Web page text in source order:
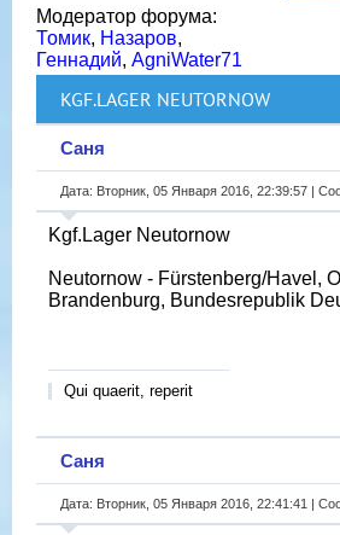
Модератор форума:
Томик, Назаров,
Геннадий, AgniWater71
KGF.LAGER NEUTORNOW
Саня
Дата: Вторник, 05 Января 2016, 22:39:57 |
Kgf.Lager Neutornow
Neutornow - Fürstenberg/Havel,
Brandenburg, Bundesrepublik
Qui quaerit, reperit
Саня
Дата: Вторник, 05 Января 2016, 22:41:41 |